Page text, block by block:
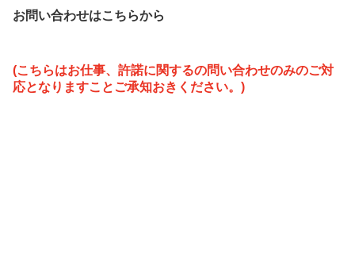
お問い合わせはこちらから
(こちらはお仕事、許諾に関するの問い合わせのみのご対
応となりますこと ご承知おきください。)